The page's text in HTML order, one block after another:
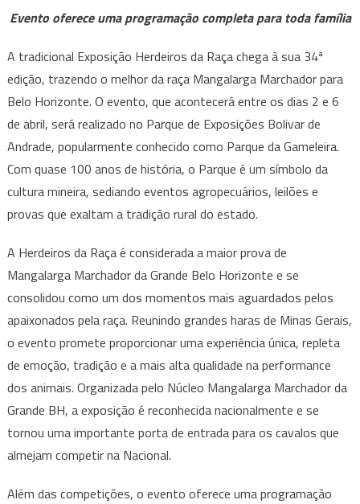
da
Exposição
Herdeiros
da
Raça
em
Belo
Horizonte
Evento oferece uma programação completa para toda família
A tradicional Exposição Herdeiros da Raça chega à sua 34ª
edição, trazendo o melhor da raça Mangalarga Marchador para
Belo Horizonte. O evento, que acontecerá entre os dias 2 e 6
de abril, será realizado no Parque de Exposições Bolivar de
Andrade, popularmente conhecido como Parque da Gameleira.
Com quase 100 anos de história, o Parque é um símbolo da
cultura mineira, sediando eventos agropecuários, leilões e
provas que exaltam a tradição rural do estado.
A Herdeiros da Raça é considerada a maior prova de
Mangalarga Marchador da Grande Belo Horizonte e se
consolidou como um dos momentos mais aguardados pelos
apaixonados pela raça. Reunindo grandes haras de Minas Gerais,
o evento promete proporcionar uma experiência única, repleta
de emoção, tradição e a mais alta qualidade na performance
dos animais. Organizada pelo Núcleo Mangalarga Marchador da
Grande BH, a exposição é reconhecida nacionalmente e se
tornou uma importante porta de entrada para os cavalos que
almejam competir na Nacional.
Além das competições, o evento oferece uma programação